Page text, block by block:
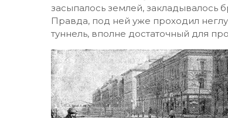
засыпалось землей, закладывалось
Правда, под ней уже проходил
туннель, вполне достаточный для